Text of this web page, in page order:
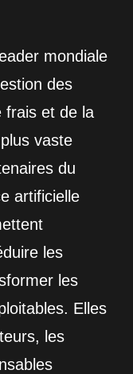
mondiale
des
frais et de la
vaste
du
artificielle
les
les
Elles
les